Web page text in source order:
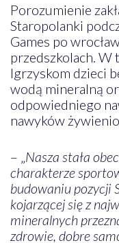
Porozumienie
Staropolanki
Games po
przedszkolach. W
Igrzyskom dzieci
wodą mineralną
odpowiedniego
nawyków
– „Nasza stała
charakterze
budowaniu pozycji
kojarzącej się z
mineralnych
zdrowie, dobre